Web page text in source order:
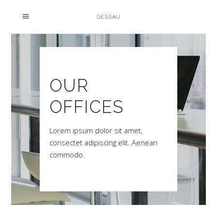
OUR
OFFICES
Lorem ipsum dolor sit amet,
consectet adipiscing elit. Aenean
commodo.